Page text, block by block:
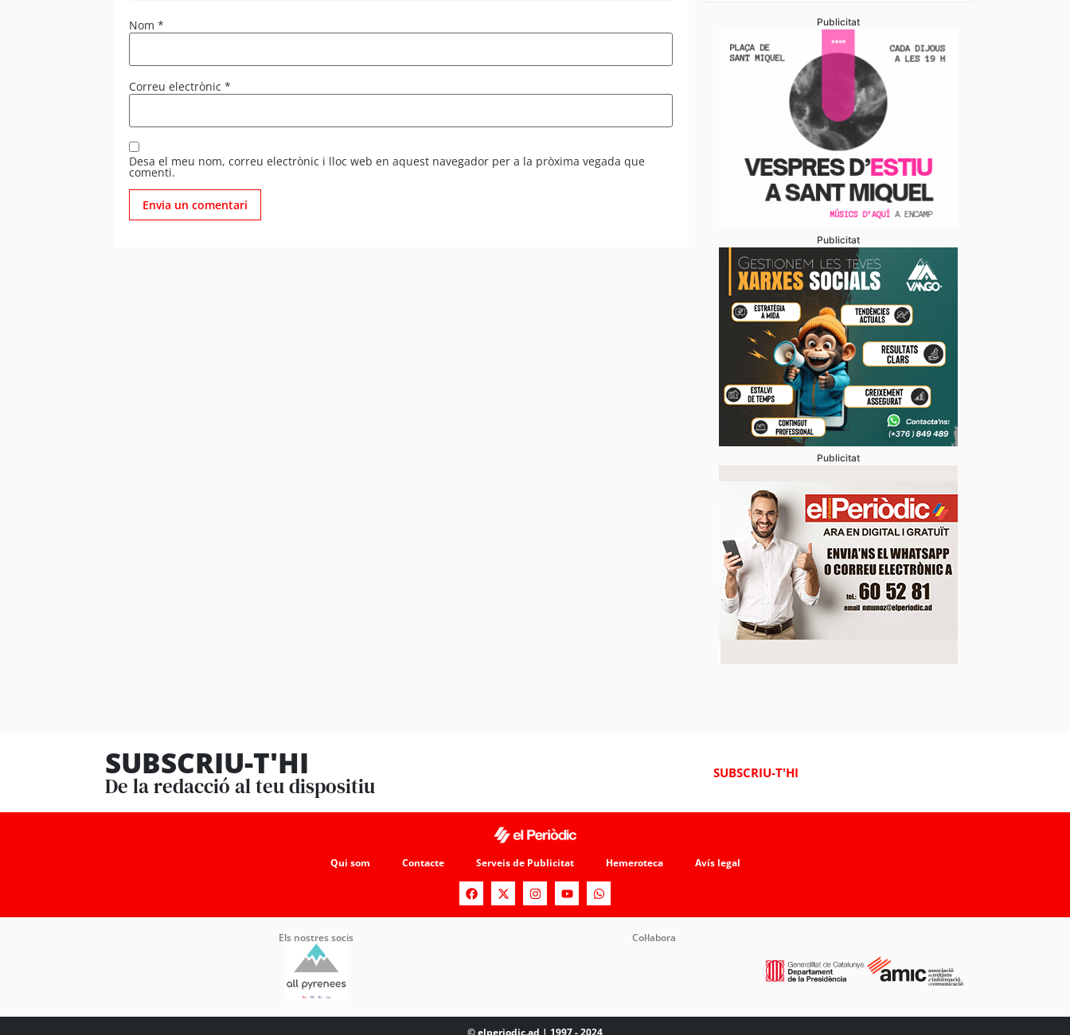
Nom *
Correu electrònic *
Desa el meu nom, correu electrònic i lloc web en aquest navegador per a la pròxima vegada que
comenti.
Publicitat
Publicitat
Publicitat
SUBSCRIU-T'HI
De la redacció al teu dispositiu
SUBSCRIU-T'HI
Qui som Contacte Serveis de Publicitat Hemeroteca Avís legal
Els nostres socis Col·labora
© elperiodic.ad | 1997 - 2024